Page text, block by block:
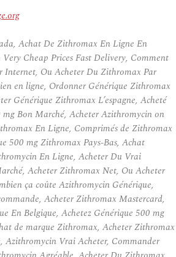
Achat De Zithromax En Ligne En
Cheap Prices Fast Delivery, Comment
Internet, Ou Acheter Du Zithromax Par
en ligne, Ordonner Générique Zithromax
Générique Zithromax L’espagne, Acheté
Bon Marché, Acheter Azithromycin on
En Ligne, Comprimés de Zithromax
500 mg Zithromax Pays-Bas, Achat
En Ligne, Acheter Du Vrai
Acheter Zithromax Net, Ou Acheter
ça coûte Azithromycin Générique,
Acheter Zithromax Mastercard,
En Belgique, Achetez Générique 500 mg
de marque Zithromax, Acheter Zithromax
Azithromycin Vrai Acheter, Commander